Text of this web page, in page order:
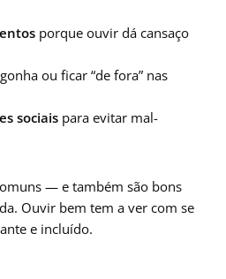
porque ouvir dá cansaço
ou ficar “de fora” nas
sociais para evitar mal-
— e também são bons
Ouvir bem tem a ver com se
e incluído.